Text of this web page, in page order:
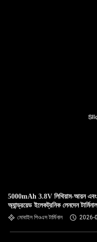
5000mAh 3.8V লিথিয়াম-আয়ন এবং
অ্যান্ড্রয়েড ইলেকট্রনিক লেনদেন টার্মিনাল
মোবাইল পিওএস টার্মিনাল 2026-